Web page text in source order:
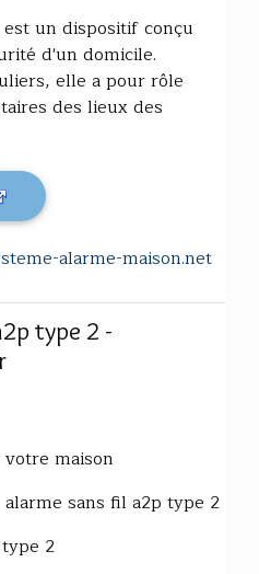
un dispositif conçu
d'un domicile.
elle a pour rôle
des lieux des
alarme-maison.net
type 2 -
maison
sans fil a2p type 2
2